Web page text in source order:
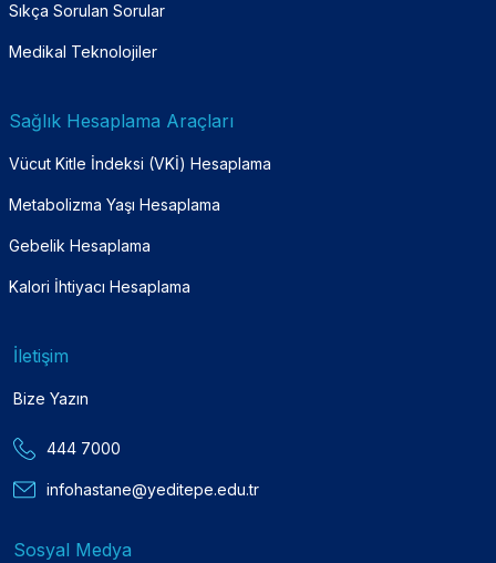
Sıkça Sorulan Sorular
Medikal Teknolojiler
Sağlık Hesaplama Araçları
Vücut Kitle İndeksi (VKİ) Hesaplama
Metabolizma Yaşı Hesaplama
Gebelik Hesaplama
Kalori İhtiyacı Hesaplama
İletişim
Bize Yazın
444 7000
infohastane@yeditepe.edu.tr
Sosyal Medya